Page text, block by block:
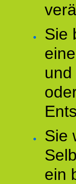
Sie
Sie
ein